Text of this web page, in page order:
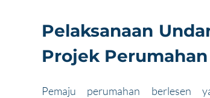
Pelaksanaan
Projek
Pemaju perumahan berlesen